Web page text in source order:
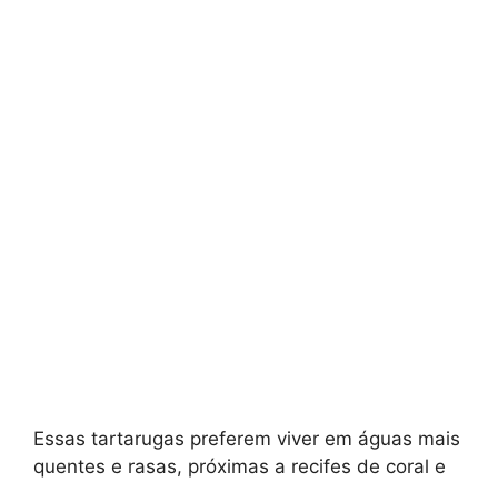
Essas tartarugas preferem viver em águas mais
quentes e rasas, próximas a recifes de coral e